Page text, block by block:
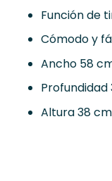
Función de
Cómodo y
Ancho 58
Profundidad
Altura 38 cm